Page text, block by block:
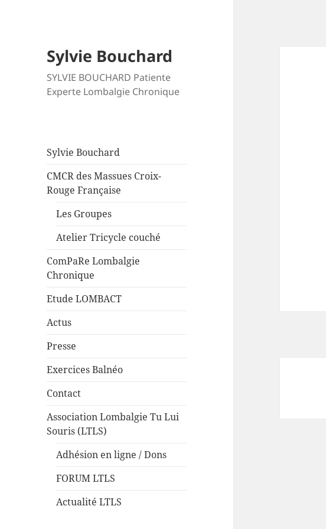
Sylvie Bouchard
SYLVIE BOUCHARD Patiente
Experte Lombalgie Chronique
Sylvie Bouchard
CMCR des Massues Croix-
Rouge Française
Les Groupes
Atelier Tricycle couché
ComPaRe Lombalgie
Chronique
Etude LOMBACT
Actus
Presse
Exercices Balnéo
Contact
Association Lombalgie Tu Lui
Souris (LTLS)
Adhésion en ligne / Dons
FORUM LTLS
Actualité LTLS